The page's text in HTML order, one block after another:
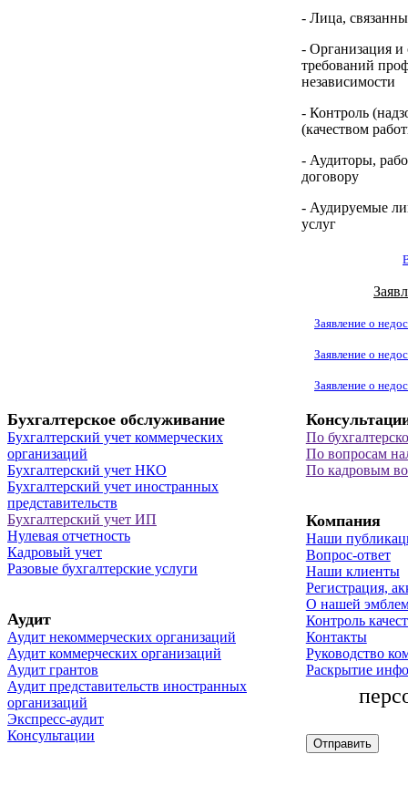
- Лица,
- Организация и
требований
независимости
- Контроль
(качеством
- Аудиторы,
договору
- Аудируемые
услуг
Заявление о
Заявление о
Заявление о
Бухгалтерское обслуживание
Бухгалтерский учет коммерческих
организаций
Бухгалтерский учет НКО
Бухгалтерский учет иностранных
представительств
Бухгалтерский учет ИП
Нулевая отчетность
Кадровый учет
Разовые бухгалтерские услуги
Аудит
Аудит некоммерческих организаций
Аудит коммерческих организаций
Аудит грантов
Аудит представительств иностранных
организаций
Экспресс-аудит
Консультации
По
По вопросам
По кадровым
Компания
Наши
Вопрос-ответ
Наши клиенты
Регистрация,
О нашей
Контроль
Контакты
Руководство
Раскрытие